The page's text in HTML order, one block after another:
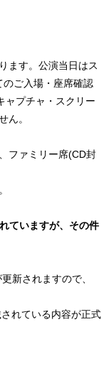
ます。公演当日はス
ご入場・座席確認
ャプチャ・スクリー
ん。
ファミリー席(CD封
ていますが、その件
新されますので、
れている内容が正式